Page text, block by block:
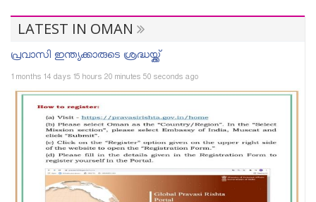
LATEST IN OMAN
പ്രവാസി ഇന്ത്യക്കാരുടെ ശ്രദ്ധയ്ക്ക്
1 months 14 days 15 hours 20 minutes 50 seconds ago